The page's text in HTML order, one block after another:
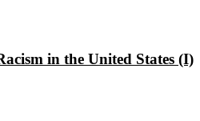
in the United States (I)